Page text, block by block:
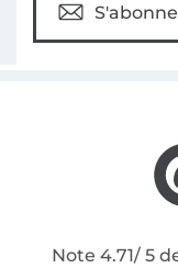
Note 4.71/ 5